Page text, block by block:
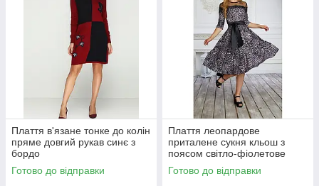
Плаття в'язане тонке до колін
пряме довгий рукав синє з
бордо
Готово до відправки
Плаття леопардове
приталене сукня кльош з
поясом світло-фіолетове
Готово до відправки